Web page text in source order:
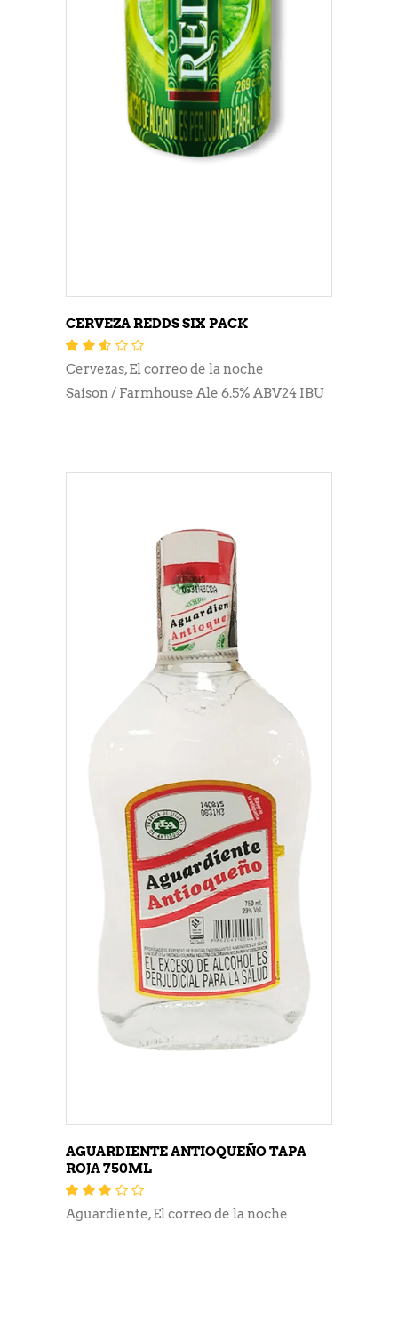
CERVEZA REDDS SIX PACK
2.45
de 5
Cervezas,El correo de la noche
Saison / Farmhouse Ale 6.5% ABV24 IBU
AGUARDIENTE ANTIOQUEÑO TAPA
ROJA 750ML
2.77de
Aguardiente,El correo de la noche